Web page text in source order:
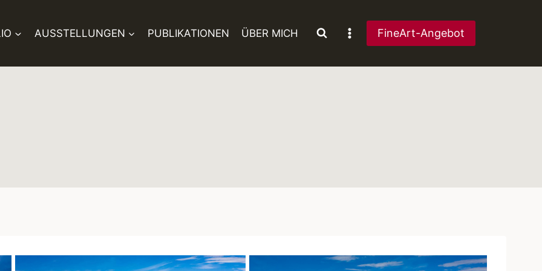
AUSSTELLUNGEN PUBLIKATIONEN ÜBER MICH FineArt-Angebot